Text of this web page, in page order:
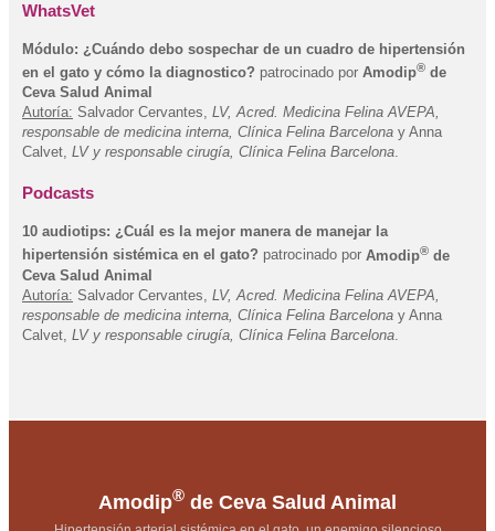
WhatsVet
Módulo: ¿Cuándo debo sospechar de un cuadro de hipertensión
en el gato y cómo la diagnostico? patrocinado por Amodip® de
Ceva Salud Animal
Autoría: Salvador Cervantes, LV, Acred. Medicina Felina AVEPA,
responsable de medicina interna, Clínica Felina Barcelona y Anna
Calvet, LV y responsable cirugía, Clínica Felina Barcelona.
Podcasts
10 audiotips: ¿Cuál es la mejor manera de manejar la
hipertensión sistémica en el gato? patrocinado por Amodip® de
Ceva Salud Animal
Autoría: Salvador Cervantes, LV, Acred. Medicina Felina AVEPA,
responsable de medicina interna, Clínica Felina Barcelona y Anna
Calvet, LV y responsable cirugía, Clínica Felina Barcelona
Amodip® de Ceva Salud Animal